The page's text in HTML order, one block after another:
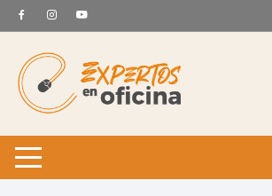
Saltar
al
contenido